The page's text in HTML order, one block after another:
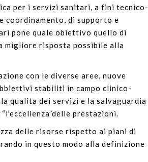
per i servizi sanitari, a fini tecnico-
coordinamento, di supporto e
pone quale obiettivo quello di
risposta possibile alla
con le diverse aree, nuove
stabiliti in campo clinico-
qualita dei servizi e la salvaguardia
prestazioni.
delle risorse rispetto ai piani di
in questo modo alla definizione